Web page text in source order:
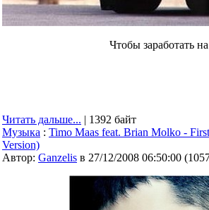
Чтобы заработать
Читать дальше... | 1392 байт
Музыка : Timo Maas feat. Brian Molko -
Version)
Автор: Ganzelis в 27/12/2008 06:50:00 (